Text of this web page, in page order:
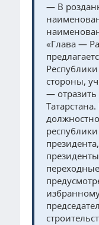
— В
«Глава —
стороны,
— отразить